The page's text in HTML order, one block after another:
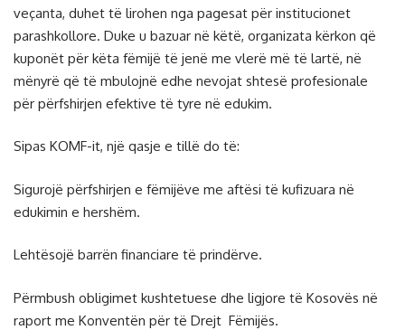
veçanta, duhet të lirohen nga pagesat për institucionet
parashkollore. Duke u bazuar në këtë, organizata kërkon që
kuponët për këta fëmijë të jenë me vlerë më të lartë, në
mënyrë që të mbulojnë edhe nevojat shtesë profesionale
për përfshirjen efektive të tyre në edukim.
Sipas KOMF-it, një qasje e tillë do të:
Sigurojë përfshirjen e fëmijëve me aftësi të kufizuara në
edukimin e hershëm.
Lehtësojë barrën financiare të prindërve.
Përmbush obligimet kushtetuese dhe ligjore të Kosovës në
raport me Konventën për të Drejt Fëmijës.